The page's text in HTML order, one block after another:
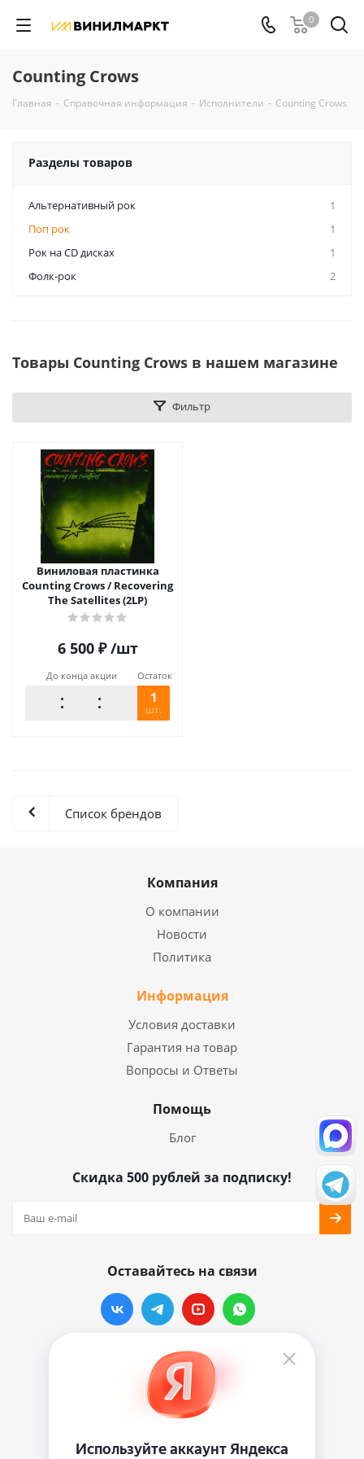
0
Counting Crows
Главная - Справочная информация - Исполнители - Counting Crows
Разделы товаров
Альтернативный рок
1
Поп рок
1
Рок на CD дисках
1
Фолк-рок
2
Товары Counting Crows в нашем магазине
Фильтр
Виниловая пластинка
Counting Crows / Recovering
The Satellites (2LP)
6 500₽ /шт
До конца акции Остаток
1
шт.
Список брендов
Компания
О компании
Новости
Политика
Информация
Условия доставки
Гарантия на товар
Вопросы и Ответы
Помощь
Блог
Скидка 500 рублей за подписку!
Оставайтесь на связи
Наши контакты
info@vinylmarkt.ru